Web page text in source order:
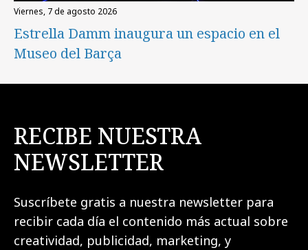
viernes, 7 de agosto 2026
Estrella Damm inaugura un espacio en el
Museo del Barça
RECIBE NUESTRA
NEWSLETTER
Suscríbete gratis a nuestra newsletter para
recibir cada día el contenido más actual sobre
creatividad, publicidad, marketing, y